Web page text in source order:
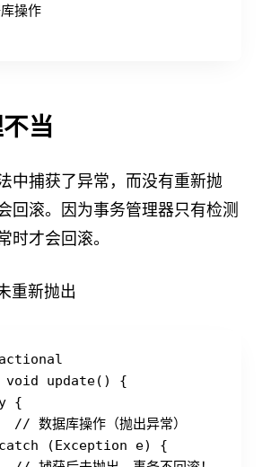
操作
当
中捕获了异常，而没有重新抛
回滚。因为事务管理器只有检测
时才会回滚。
重新抛出
void update() {
{
// 数据库操作（抛出异常）
(Exception e) {